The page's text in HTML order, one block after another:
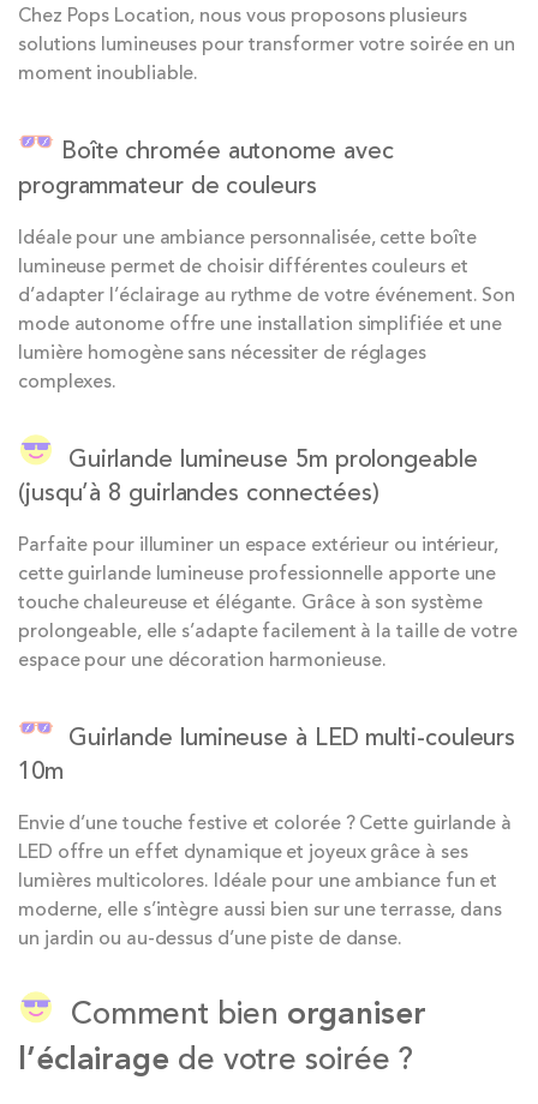
Chez Pops Location, nous vous proposons plusieurs
solutions lumineuses pour transformer votre soirée en un
moment inoubliable.
Boîte chromée autonome avec
programmateur de couleurs
Idéale pour une ambiance personnalisée, cette boîte
lumineuse permet de choisir différentes couleurs et
d’adapter l’éclairage au rythme de votre événement. Son
mode autonome offre une installation simplifiée et une
lumière homogène sans nécessiter de réglages
complexes.
Guirlande lumineuse 5m prolongeable
(jusqu’à 8 guirlandes connectées)
Parfaite pour illuminer un espace extérieur ou intérieur,
cette guirlande lumineuse professionnelle apporte une
touche chaleureuse et élégante. Grâce à son système
prolongeable, elle s’adapte facilement à la taille de votre
espace pour une décoration harmonieuse.
Guirlande lumineuse à LED multi-couleurs
10m
Envie d’une touche festive et colorée ? Cette guirlande à
LED offre un effet dynamique et joyeux grâce à ses
lumières multicolores. Idéale pour une ambiance fun et
moderne, elle s’intègre aussi bien sur une terrasse, dans
un jardin ou au-dessus d’une piste de danse.
Comment bien organiser
l’éclairage de votre soirée ?